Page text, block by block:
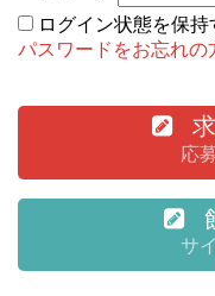
ログイン状態を保持
パスワードをお忘れの
応
サ